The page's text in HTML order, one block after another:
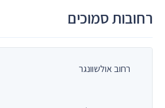
רחובות סמוכים
רחוב אולשוונגר